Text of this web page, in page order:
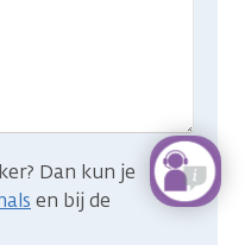
Dan kun je
en bij de